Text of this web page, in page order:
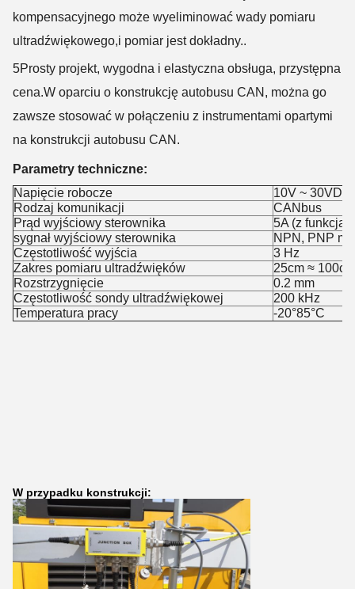
kompensacyjnego może wyeliminować wady pomiaru
ultradźwiękowego,i pomiar jest dokładny..
5Prosty projekt, wygodna i elastyczna obsługa, przystępna
cena.W oparciu o konstrukcję autobusu CAN, można go
zawsze stosować w połączeniu z instrumentami opartymi
na konstrukcji autobusu CAN.
Parametry techniczne:
Napięcie robocze
10V ~ 30VDC
Rodzaj komunikacji
CANbus
Prąd wyjściowy sterownika
5A (z funkcją
sygnał wyjściowy sterownika
NPN, PNP
Częstotliwość wyjścia
3 Hz
Zakres pomiaru ultradźwięków
25cm ≈ 100cm
Rozstrzygnięcie
0.2 mm
Częstotliwość sondy ultradźwiękowej
200 kHz
Temperatura pracy
-20°85°C
W przypadku konstrukcji: